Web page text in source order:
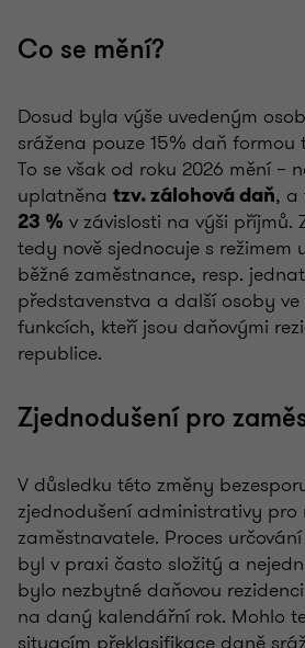
Co se mění?
Dosud byla výše uvedeným
srážena pouze 15% daň formou
To se však od roku 2026 mění –
uplatněna tzv. zálohová daň, a
23 % v závislosti na výši příjmů.
tedy nově sjednocuje s režimem
běžné zaměstnance, resp.
představenstva a další osoby ve
funkcích, kteří jsou daňovými
republice.
Zjednodušení pro
V důsledku této změny
zjednodušení administrativy pro
zaměstnavatele. Proces
byl v praxi často složitý a
bylo nezbytné daňovou
na daný kalendářní rok. Mohlo
situacím překlasifikace daně